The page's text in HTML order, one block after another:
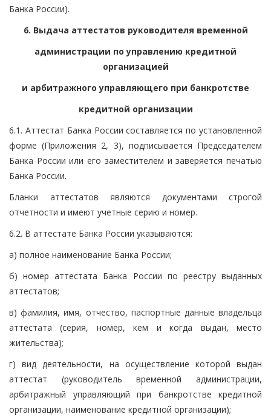
Банка России).
6. Выдача аттестатов руководителя временной
администрации по управлению кредитной
организацией
и арбитражного управляющего при банкротстве
кредитной организации
6.1. Аттестат Банка России составляется по установленной
форме (Приложения 2, 3), подписывается Председателем
Банка России или его заместителем и заверяется печатью
Банка России.
Бланки аттестатов являются документами строгой
отчетности и имеют учетные серию и номер.
6.2. В аттестате Банка России указываются:
а) полное наименование Банка России;
б) номер аттестата Банка России по реестру выданных
аттестатов;
в) фамилия, имя, отчество, паспортные данные владельца
аттестата (серия, номер, кем и когда выдан, место
жительства);
г) вид деятельности, на осуществление которой выдан
аттестат (руководитель временной администрации,
арбитражный управляющий при банкротстве кредитной
организации, наименование кредитной организации);